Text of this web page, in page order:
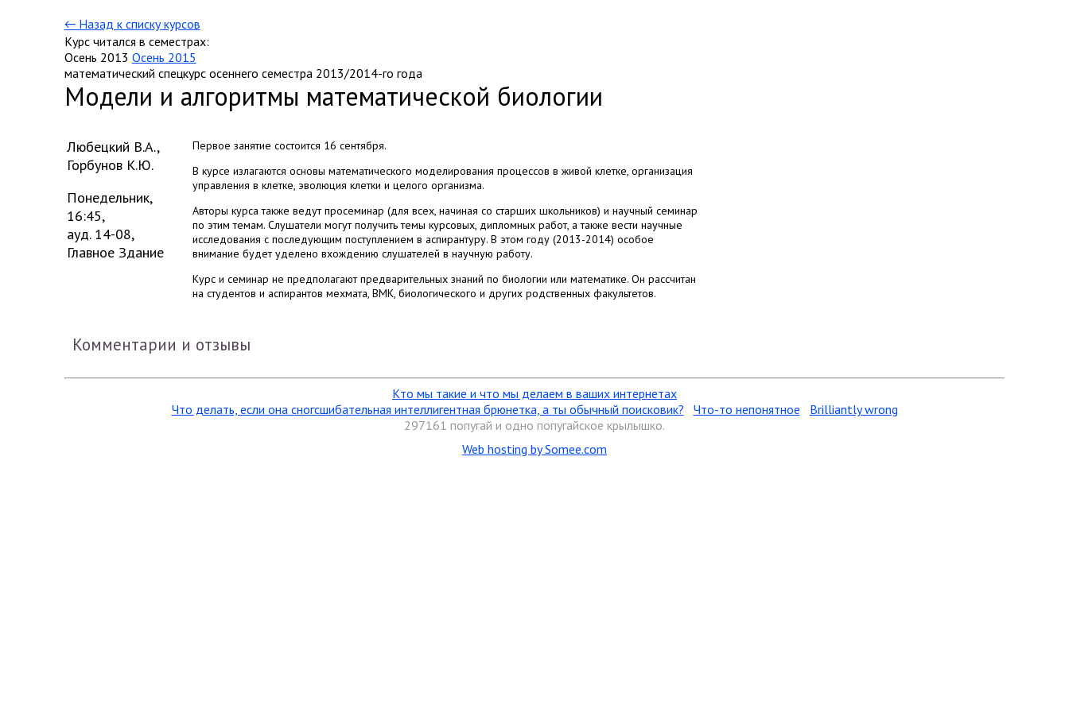
← Назад к списку курсов
Курс читался в семестрах:
Осень 2013 Осень 2015
математический спецкурс осеннего семестра 2013/2014-го года
Модели и алгоритмы математической биологии
Любецкий В.А.,
Горбунов К.Ю.
Понедельник,
16:45,
ауд. 14-08,
Главное Здание
Первое занятие состоится 16 сентября.
В курсе излагаются основы математического моделирования процессов в живой клетке, организация
управления в клетке, эволюция клетки и целого организма.
Авторы курса также ведут просеминар (для всех, начиная со старших школьников) и научный семинар
по этим темам. Слушатели могут получить темы курсовых, дипломных работ, а также вести научные
исследования с последующим поступлением в аспирантуру. В этом году (2013-2014) особое
внимание будет уделено вхождению слушателей в научную работу.
Курс и семинар не предполагают предварительных знаний по биологии или математике. Он рассчитан
на студентов и аспирантов мехмата, ВМК, биологического и других родственных факультетов.
Комментарии и отзывы
Кто мы такие и что мы делаем в ваших интернетах
Что делать, если она сногсшибательная интеллигентная брюнетка, а ты обычный поисковик?
Что-то непонятное
Brilliantly wrong
297161 попугай и одно попугайское крылышко.
Web hosting by Somee.com